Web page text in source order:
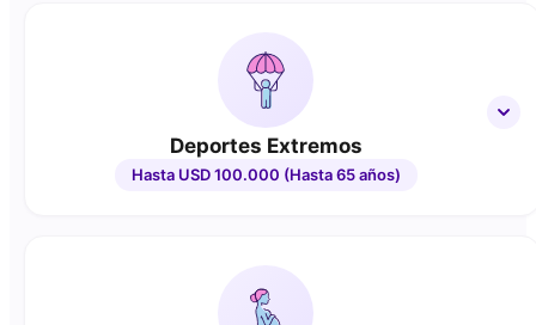
Deportes Extremos
Hasta USD 100.000 (Hasta 65 años)